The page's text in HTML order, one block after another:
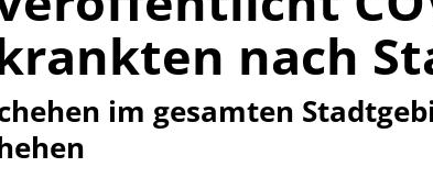
nach
im gesamten